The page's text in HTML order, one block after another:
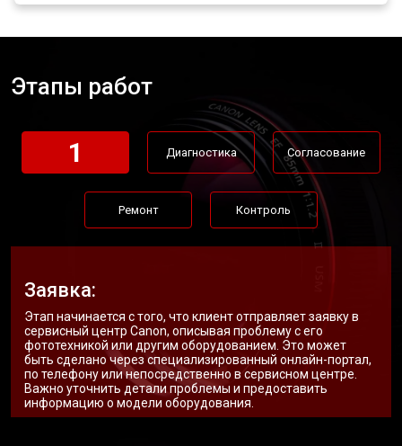
Этапы работ
1 Диагностика Согласование
Ремонт Контроль
Заявка:
Этап начинается с того, что клиент отправляет заявку в
сервисный центр Canon, описывая проблему с его
фототехникой или другим оборудованием. Это может
быть сделано через специализированный онлайн-портал,
по телефону или непосредственно в сервисном центре.
Важно уточнить детали проблемы и предоставить
информацию о модели оборудования.